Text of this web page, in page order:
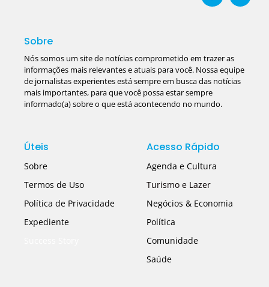
Sobre
Nós somos um site de notícias comprometido em trazer as
informações mais relevantes e atuais para você. Nossa equipe
de jornalistas experientes está sempre em busca das notícias
mais importantes, para que você possa estar sempre
informado(a) sobre o que está acontecendo no mundo.
Úteis
Sobre
Termos de Uso
Política de Privacidade
Expediente
Acesso Rápido
Agenda e Cultura
Turismo e Lazer
Negócios & Economia
Política
Comunidade
Saúde